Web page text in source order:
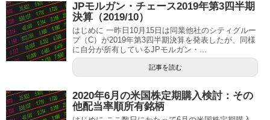
JPモルガン・チェース2019年第3四半期
決算（2019/10）
はじめに 一昨日10月15日は同業他社のシティグルー
プ（C）が2019年第3四半期決算を発表したが、同様
に自分が所有しているJPモルガン・...
記事を読む
2020年6月の米国株定期購入検討：その
他配当率順所有銘柄